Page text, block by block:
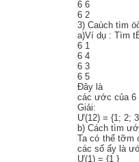
6 6
6 2
3) Caùch tìm
a)Ví dụ : Tìm
6 1
6 4
6 3
6 5
Đây là
các ước của 6
Giải:
Ư(12) = {1; 2;
b) Cách tìm
Ta có thể tỡm
các số ấy là
Ư(1) = {1 }